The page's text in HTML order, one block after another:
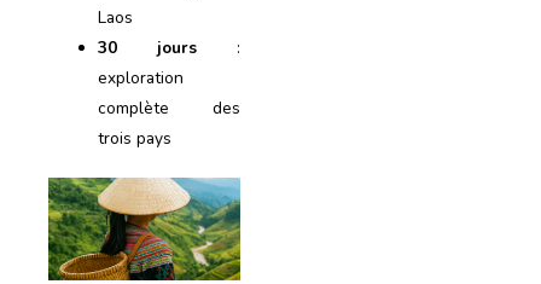
Laos
30 jours:
exploration
complète des
trois pays